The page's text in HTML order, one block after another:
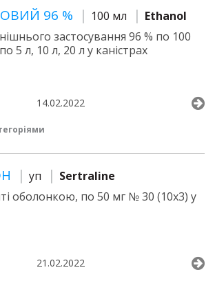
96 % 100 мл
Ethanol
застосування 96 % по 100
5 л, 10 л, 20 л у каністрах
14.02.2022
уп
Sertraline
оболонкою, по 50 мг № 30 (10х3) у
21.02.2022